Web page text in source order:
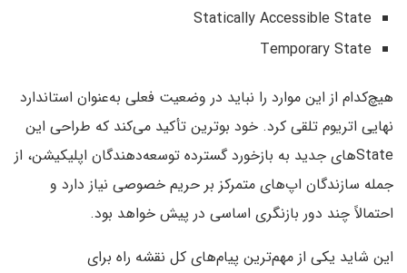
Statically Accessible State
Temporary State
هیچ‌کدام از این موارد را نباید در وضعیت فعلی به‌عنوان استاندارد
نهایی اتریوم تلقی کرد. خود بوترین تأکید می‌کند که طراحی این
Stateهای جدید به بازخورد گسترده توسعه‌دهندگان اپلیکیشن، از
جمله سازندگان اپ‌های متمرکز بر حریم خصوصی نیاز دارد و
احتمالاً چند دور بازنگری اساسی در پیش خواهد بود.
این شاید یکی از مهم‌ترین پیام‌های کل نقشه راه برای